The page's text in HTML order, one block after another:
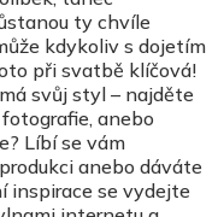
ty chvíle
kdykoliv s dojetím
při svatbě klíčová!
svůj styl – najděte
anebo
Líbí se vám
anebo dáváte
inspirace se vydejte